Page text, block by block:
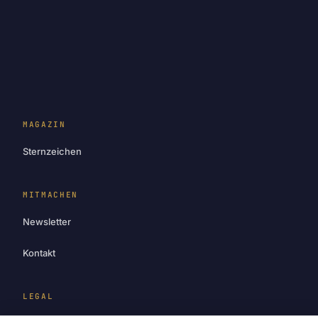
MAGAZIN
Sternzeichen
MITMACHEN
Newsletter
Kontakt
LEGAL